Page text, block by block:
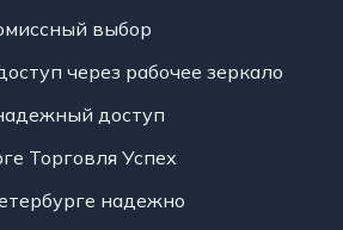
выбор
через рабочее зеркало
доступ
Торговля Успех
надежно